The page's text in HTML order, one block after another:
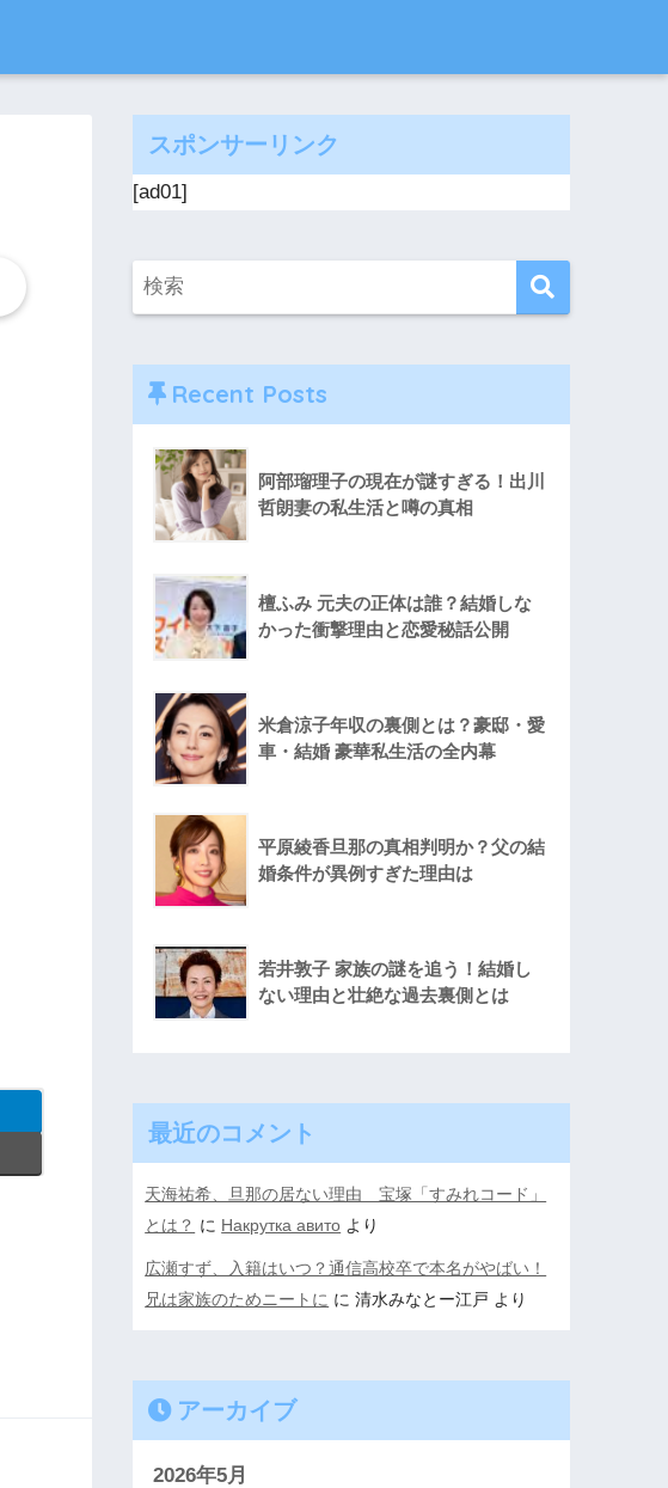
スポンサーリンク
[ad01]
Recent Posts
阿部瑠理子の現在が謎すぎる！出川
哲朗妻の私生活と噂の真相
檀ふみ 元夫の正体は誰？結婚しな
かった衝撃理由と恋愛秘話公開
米倉涼子年収の裏側とは？豪邸・愛
車・結婚 豪華私生活の全内幕
平原綾香旦那の真相判明か？父の結
婚条件が異例すぎた理由は
若井敦子 家族の謎を追う！結婚し
ない理由と壮絶な過去裏側とは
最近のコメント
天海祐希、旦那の居ない理由 宝塚「すみれコード」
とは？ に Накрутка авито より
広瀬すず、入籍はいつ？通信高校卒で本名がやばい！
兄は家族のためニートに に清水みなとー江戸 より
アーカイブ
2026年5月